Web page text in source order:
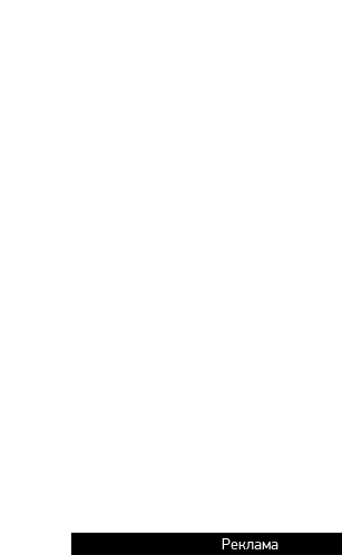
Реклама